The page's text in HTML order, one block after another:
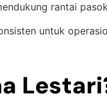
rantai
untuk